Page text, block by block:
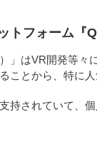
トフォーム『
」はVR開発等々
ことから、特に人
持されていて、